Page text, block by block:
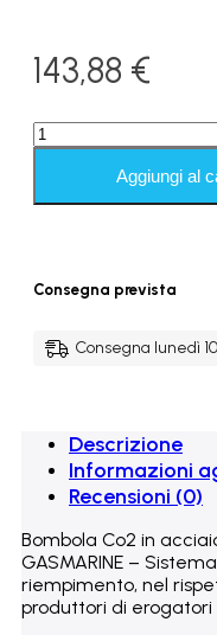
143,88 €
Bombola
Co2
ricaricabile
con
valvola
100
quantità
Aggiungi al
Consegna prevista
Consegna lunedì
Descrizione
Informazioni
Recensioni (0)
Bombola Co2 in
GASMARINE –
riempimento, nel
produttori di erogatori